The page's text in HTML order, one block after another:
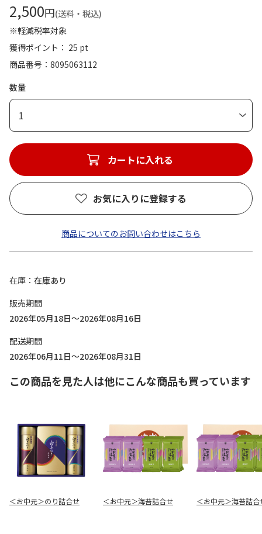
2,500円(送料・税込)
※軽減税率対象
獲得ポイント： 25 pt
商品番号
8095063112
数量
1
カートに入れる
お気に入りに登録する
商品についてのお問い合わせはこちら
在庫
在庫あり
販売期間
2026年05月18日～2026年08月16日
配送期間
2026年06月11日～2026年08月31日
この商品を見た人は他にこんな商品も買っています
＜お中元＞のり詰合せ ＜お中元＞海苔詰合せ ＜お中元＞海苔詰合